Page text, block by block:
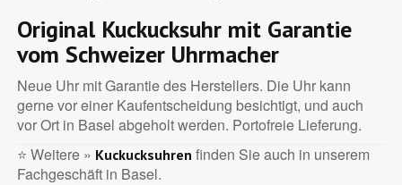
Original Kuckucksuhr mit Garantie
vom Schweizer Uhrmacher
Neue Uhr mit Garantie des Herstellers. Die Uhr kann
gerne vor einer Kaufentscheidung besichtigt, und auch
vor Ort in Basel abgeholt werden. Portofreie Lieferung.
⭐ Weitere » Kuckucksuhren finden Sie auch in unserem
Fachgeschäft in Basel.